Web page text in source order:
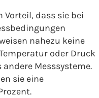
dass sie bei
nahezu keine
oder Druck
Messsysteme.
sie eine